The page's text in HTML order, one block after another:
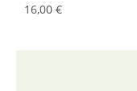
16,00 €